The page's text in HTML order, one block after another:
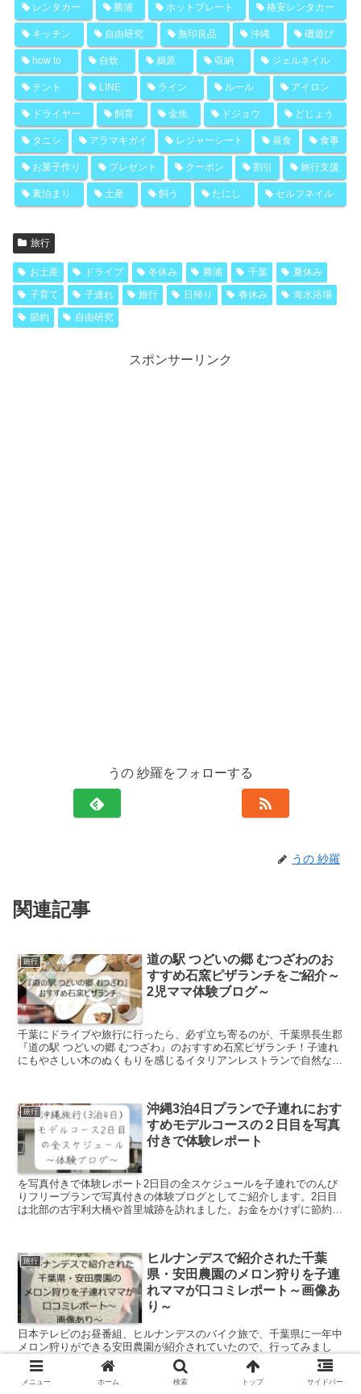
レンタカー 勝浦 ホットプレート 格安レンタカー
キッチン 自由研究 無印良品 沖縄 磯遊び
how to 自炊 鵜原 収納 ジェルネイル
テント LINE ライン ルール アイロン
ドライヤー 飼育 金魚 ドジョウ どじょう
タニシ アラマキガイ レジャーシート 昼食 食事
お菓子作り プレゼント クーポン 割引 旅行支援
素泊まり 土産 飼う たにし セルフネイル
旅行
お土産 ドライブ 冬休み 勝浦 千葉
夏休み
子育て
子連れ 旅行 日帰り 春休み
海水浴場
節約
自由研究
スポンサーリンク
うの 紗羅をフォローする
うの 紗羅
関連記事
旅行
道の駅 つどいの郷 むつざわのお
すすめ石窯ピザランチをご紹介～
2児ママ体験ブログ～
千葉にドライブや旅行に行ったら、必ず立ち寄るのが、千葉県長生郡
『道の駅 つどいの郷 むつざわ』のおすすめ石窯ピザランチ！子連れ
にもやさしい木のぬくもりを感じるイタリアンレストランで自然な野
旅行
沖縄3泊4日プランで子連れにおす
すめモデルコースの２日目を写真
付きで体験レポート
を写真付きで体験レポート2日目の全スケジュールを子連れでのんび
りフリープランで写真付きの体験ブログとしてご紹介します。2日目
は北部の古宇利大橋や首里城跡を訪れました。お金をかけずに節約し
旅行
ヒルナンデスで紹介された千葉
県・安田農園のメロン狩りを子連
れママが口コミレポート～画像あ
り～
日本テレビのお昼番組、ヒルナンデスのバイク旅で、千葉県に一年中
メロン狩りができる安田農園が紹介されていたので、行ってみまし
た。おいしくて大満足だったので、予約方法・料金・行き方・感想・
わが家のクチコミレビューを写真付きで詳しくレポートします。
メニュー ホーム 検索 トップ サイドバー